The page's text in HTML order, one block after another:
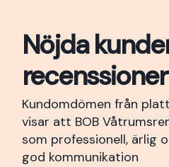
Nöjda
recenssioner
Kundomdömen från
visar att BOB
som professionell, ärlig
god kommunikation